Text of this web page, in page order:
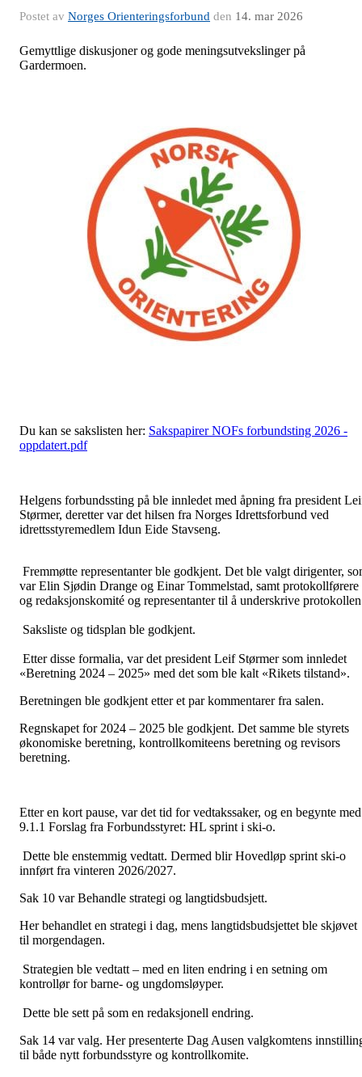
Postet av Norges Orienteringsforbund den 14. mar 2026
Gemyttlige diskusjoner og gode meningsutvekslinger på
Gardermoen.
Du kan se sakslisten her: Sakspapirer NOFs forbundsting 2026 -
oppdatert.pdf
Helgens forbundssting på ble innledet med åpning fra president
Størmer, deretter var det hilsen fra Norges Idrettsforbund ved
idrettsstyremedlem Idun Eide Stavseng.
Fremmøtte representanter ble godkjent. Det ble valgt dirigenter,
var Elin Sjødin Drange og Einar Tommelstad, samt protokollførere
og redaksjonskomité og representanter til å underskrive
Saksliste og tidsplan ble godkjent.
Etter disse formalia, var det president Leif Størmer som innledet
«Beretning 2024 – 2025» med det som ble kalt «Rikets tilstand».
Beretningen ble godkjent etter et par kommentarer fra salen.
Regnskapet for 2024 – 2025 ble godkjent. Det samme ble styrets
økonomiske beretning, kontrollkomiteens beretning og revisors
beretning.
Etter en kort pause, var det tid for vedtakssaker, og en begynte med
9.1.1 Forslag fra Forbundsstyret: HL sprint i ski-o.
Dette ble enstemmig vedtatt. Dermed blir Hovedløp sprint ski-o
innført fra vinteren 2026/2027.
Sak 10 var Behandle strategi og langtidsbudsjett.
Her behandlet en strategi i dag, mens langtidsbudsjettet ble skjøvet
til morgendagen.
Strategien ble vedtatt – med en liten endring i en setning om
kontrollør for barne- og ungdomsløyper.
Dette ble sett på som en redaksjonell endring.
Sak 14 var valg. Her presenterte Dag Ausen valgkomtens
til både nytt forbundsstyre og kontrollkomite.